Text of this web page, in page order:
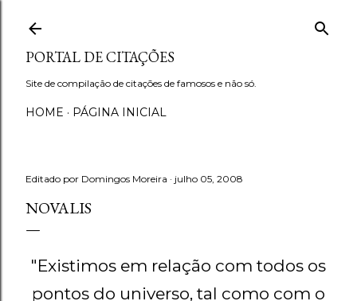
PORTAL DE CITAÇÕES
Site de compilação de citações de famosos e não só.
HOME PÁGINA INICIAL
Editado por Domingos Moreira julho 05, 2008
NOVALIS
"Existimos em relação com todos os
pontos do universo, tal como com o